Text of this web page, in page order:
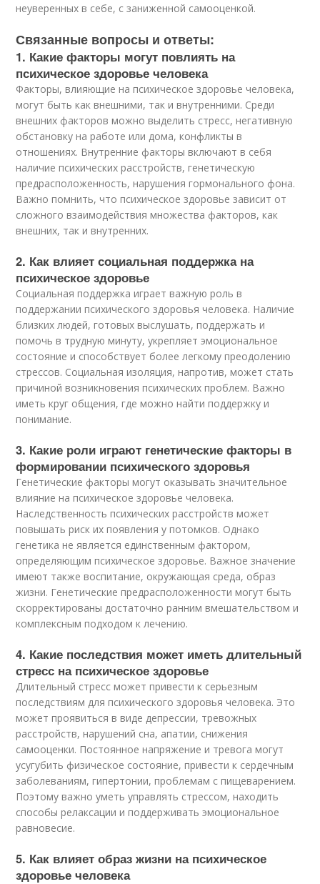
неуверенных в себе, с заниженной самооцен­кой.
Связанные вопросы и ответы:
1. Какие факторы могут повлиять на
психическое здоровье человека
Факторы, влияющие на психическое здоровье человека,
могут быть как внешними, так и внутренними. Среди
внешних факторов можно выделить стресс, негативную
обстановку на работе или дома, конфликты в
отношениях. Внутренние факторы включают в себя
наличие психических расстройств, генетическую
предрасположенность, нарушения гормонального фона.
Важно помнить, что психическое здоровье зависит от
сложного взаимодействия множества факторов, как
внешних, так и внутренних.
2. Как влияет социальная поддержка на
психическое здоровье
Социальная поддержка играет важную роль в
поддержании психического здоровья человека. Наличие
близких людей, готовых выслушать, поддержать и
помочь в трудную минуту, укрепляет эмоциональное
состояние и способствует более легкому преодолению
стрессов. Социальная изоляция, напротив, может стать
причиной возникновения психических проблем. Важно
иметь круг общения, где можно найти поддержку и
понимание.
3. Какие роли играют генетические факторы в
формировании психического здоровья
Генетические факторы могут оказывать значительное
влияние на психическое здоровье человека.
Наследственность психических расстройств может
повышать риск их появления у потомков. Однако
генетика не является единственным фактором,
определяющим психическое здоровье. Важное значение
имеют также воспитание, окружающая среда, образ
жизни. Генетические предрасположенности могут быть
скорректированы достаточно ранним вмешательством и
комплексным подходом к лечению.
4. Какие последствия может иметь длительный
стресс на психическое здоровье
Длительный стресс может привести к серьезным
последствиям для психического здоровья человека. Это
может проявиться в виде депрессии, тревожных
расстройств, нарушений сна, апатии, снижения
самооценки. Постоянное напряжение и тревога могут
усугубить физическое состояние, привести к сердечным
заболеваниям, гипертонии, проблемам с пищеварением.
Поэтому важно уметь управлять стрессом, находить
способы релаксации и поддерживать эмоциональное
равновесие.
5. Как влияет образ жизни на психическое
здоровье человека